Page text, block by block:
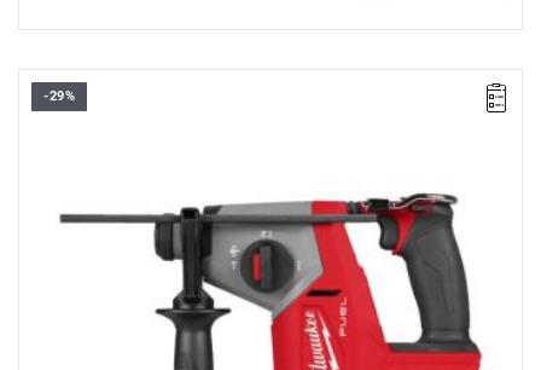
Wyprzedaż z magazynu. Pozostały 4 sztuki w promocji.
-29%